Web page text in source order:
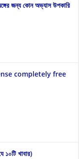
জন্য কোন অভ্যাস উপকারি
completely free
১০টি খাবার)